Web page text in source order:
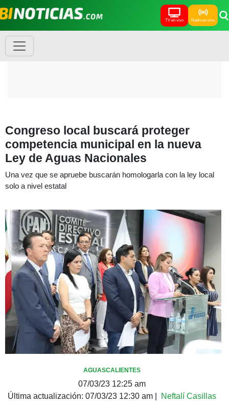
TV en vivo Radio en vivo
Congreso local buscará proteger
competencia municipal en la nueva
Ley de Aguas Nacionales
Una vez que se apruebe buscarán homologarla con la ley local
solo a nivel estatal
AGUASCALIENTES
07/03/23 12:25 am
Última actualización: 07/03/23 12:30 am Neftalí Casillas